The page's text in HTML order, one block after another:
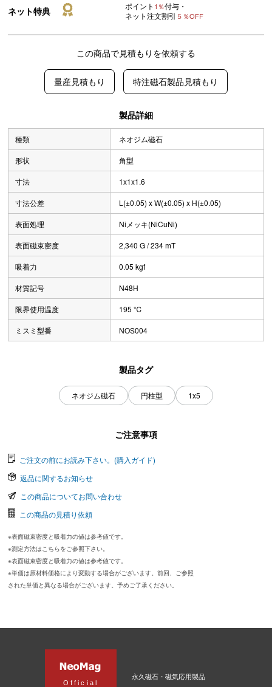
ネット特典 ポイント 1％付与・
ネット注文割引 ５％OFF
この商品で見積もりを依頼する
量産見積もり 特注磁石製品見積もり
製品詳細
種類 ネオジム磁石
形状 角型
寸法 1x1x1.6
寸法公差 L(±0.05) x W(±0.05) x H(±0.05)
表面処理 Niメッキ(NiCuNi)
表面磁束密度 2,340 G / 234 mT
吸着力 0.05 kgf
材質記号 N48H
限界使用温度 195 ℃
ミスミ型番 NOS004
製品タグ
ネオジム磁石 円柱型 1x5
ご注意事項
ご注文の前にお読み下さい。(購入ガイド)
返品に関するお知らせ
この商品についてお問い合わせ
この商品の見積り依頼
※表面磁束密度と吸着力の値は参考値です。
※測定方法はこちらをご参照下さい。
※表面磁束密度と吸着力の値は参考値です。
※単価は原材料価格により変動する場合がございます。前回、ご参照
された単価と異なる場合がございます。予めご了承ください。
Official
永久磁石・磁気応用製品